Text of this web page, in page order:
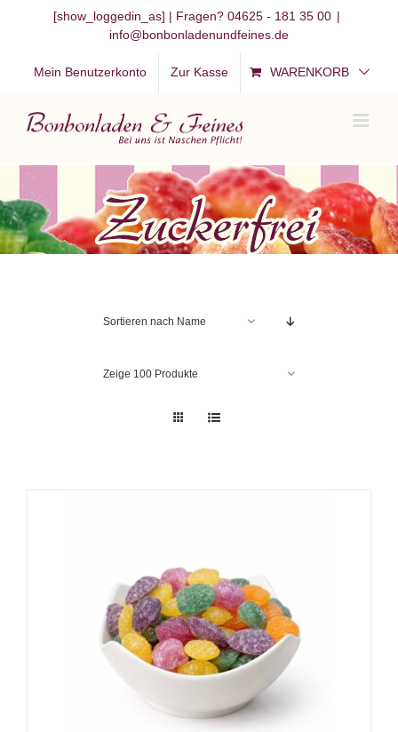
springen
[show_loggedin_as] | Fragen? 04625 - 181 35 00 |
info@bonbonladenundfeines.de
Mein Benutzerkonto Zur Kasse WARENKORB
Sortieren nach Name
Zeige 100 Produkte